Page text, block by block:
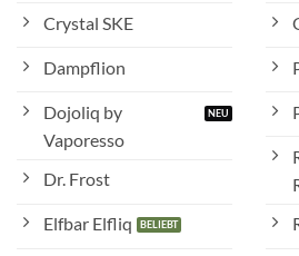
Crystal SKE
Dampflion
Dojoliq by
Vaporesso
Dr. Frost
Elfbar Elfliq